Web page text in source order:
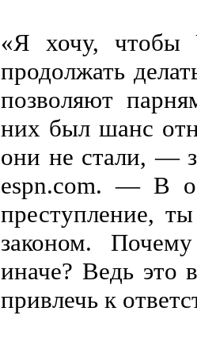
«Я хочу, чтобы
продолжать
позволяют
них был шанс
они не стали, —
espn.com. — В
преступление,
законом.
иначе? Ведь это
привлечь к